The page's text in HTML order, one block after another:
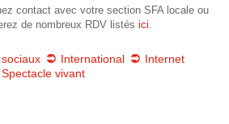
c
h
contact avec votre section SFA locale ou
de nombreux RDV listés ici.
International
Internet
Spectacle vivant